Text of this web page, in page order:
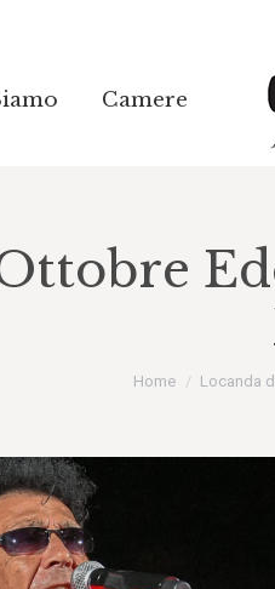
Camere
Tu sei qui:
Home Locanda
Camere